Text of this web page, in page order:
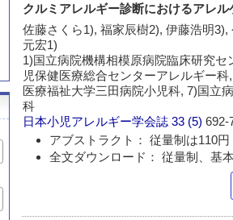
クルミアレルギー診断におけるアレ
佐藤さくら1), 福家辰樹2), 伊藤浩明
元宏1)
1)国立病院機構相模原病院臨床研究
児保健医療総合センターアレルギー
医療福祉大学三田病院小児科, 7)国立
科
日本小児アレルギー学会誌 33 (5)692-
アブストラクト： 従量制は110
全文ダウンロード： 従量制、基